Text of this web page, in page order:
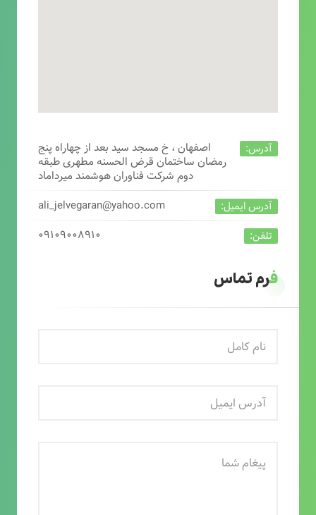
آدرس:
اصفهان ، خ مسجد سید بعد از چهاراه پنج
رمضان ساختمان قرض الحسنه مطهری طبقه
دوم شرکت فناوران هوشمند میرداماد
آدرس ایمیل: ali_jelvegaran@yahoo.com
تلفن: ۰۹۱۰۹۰۰۸۹۱۰
فرم تماس